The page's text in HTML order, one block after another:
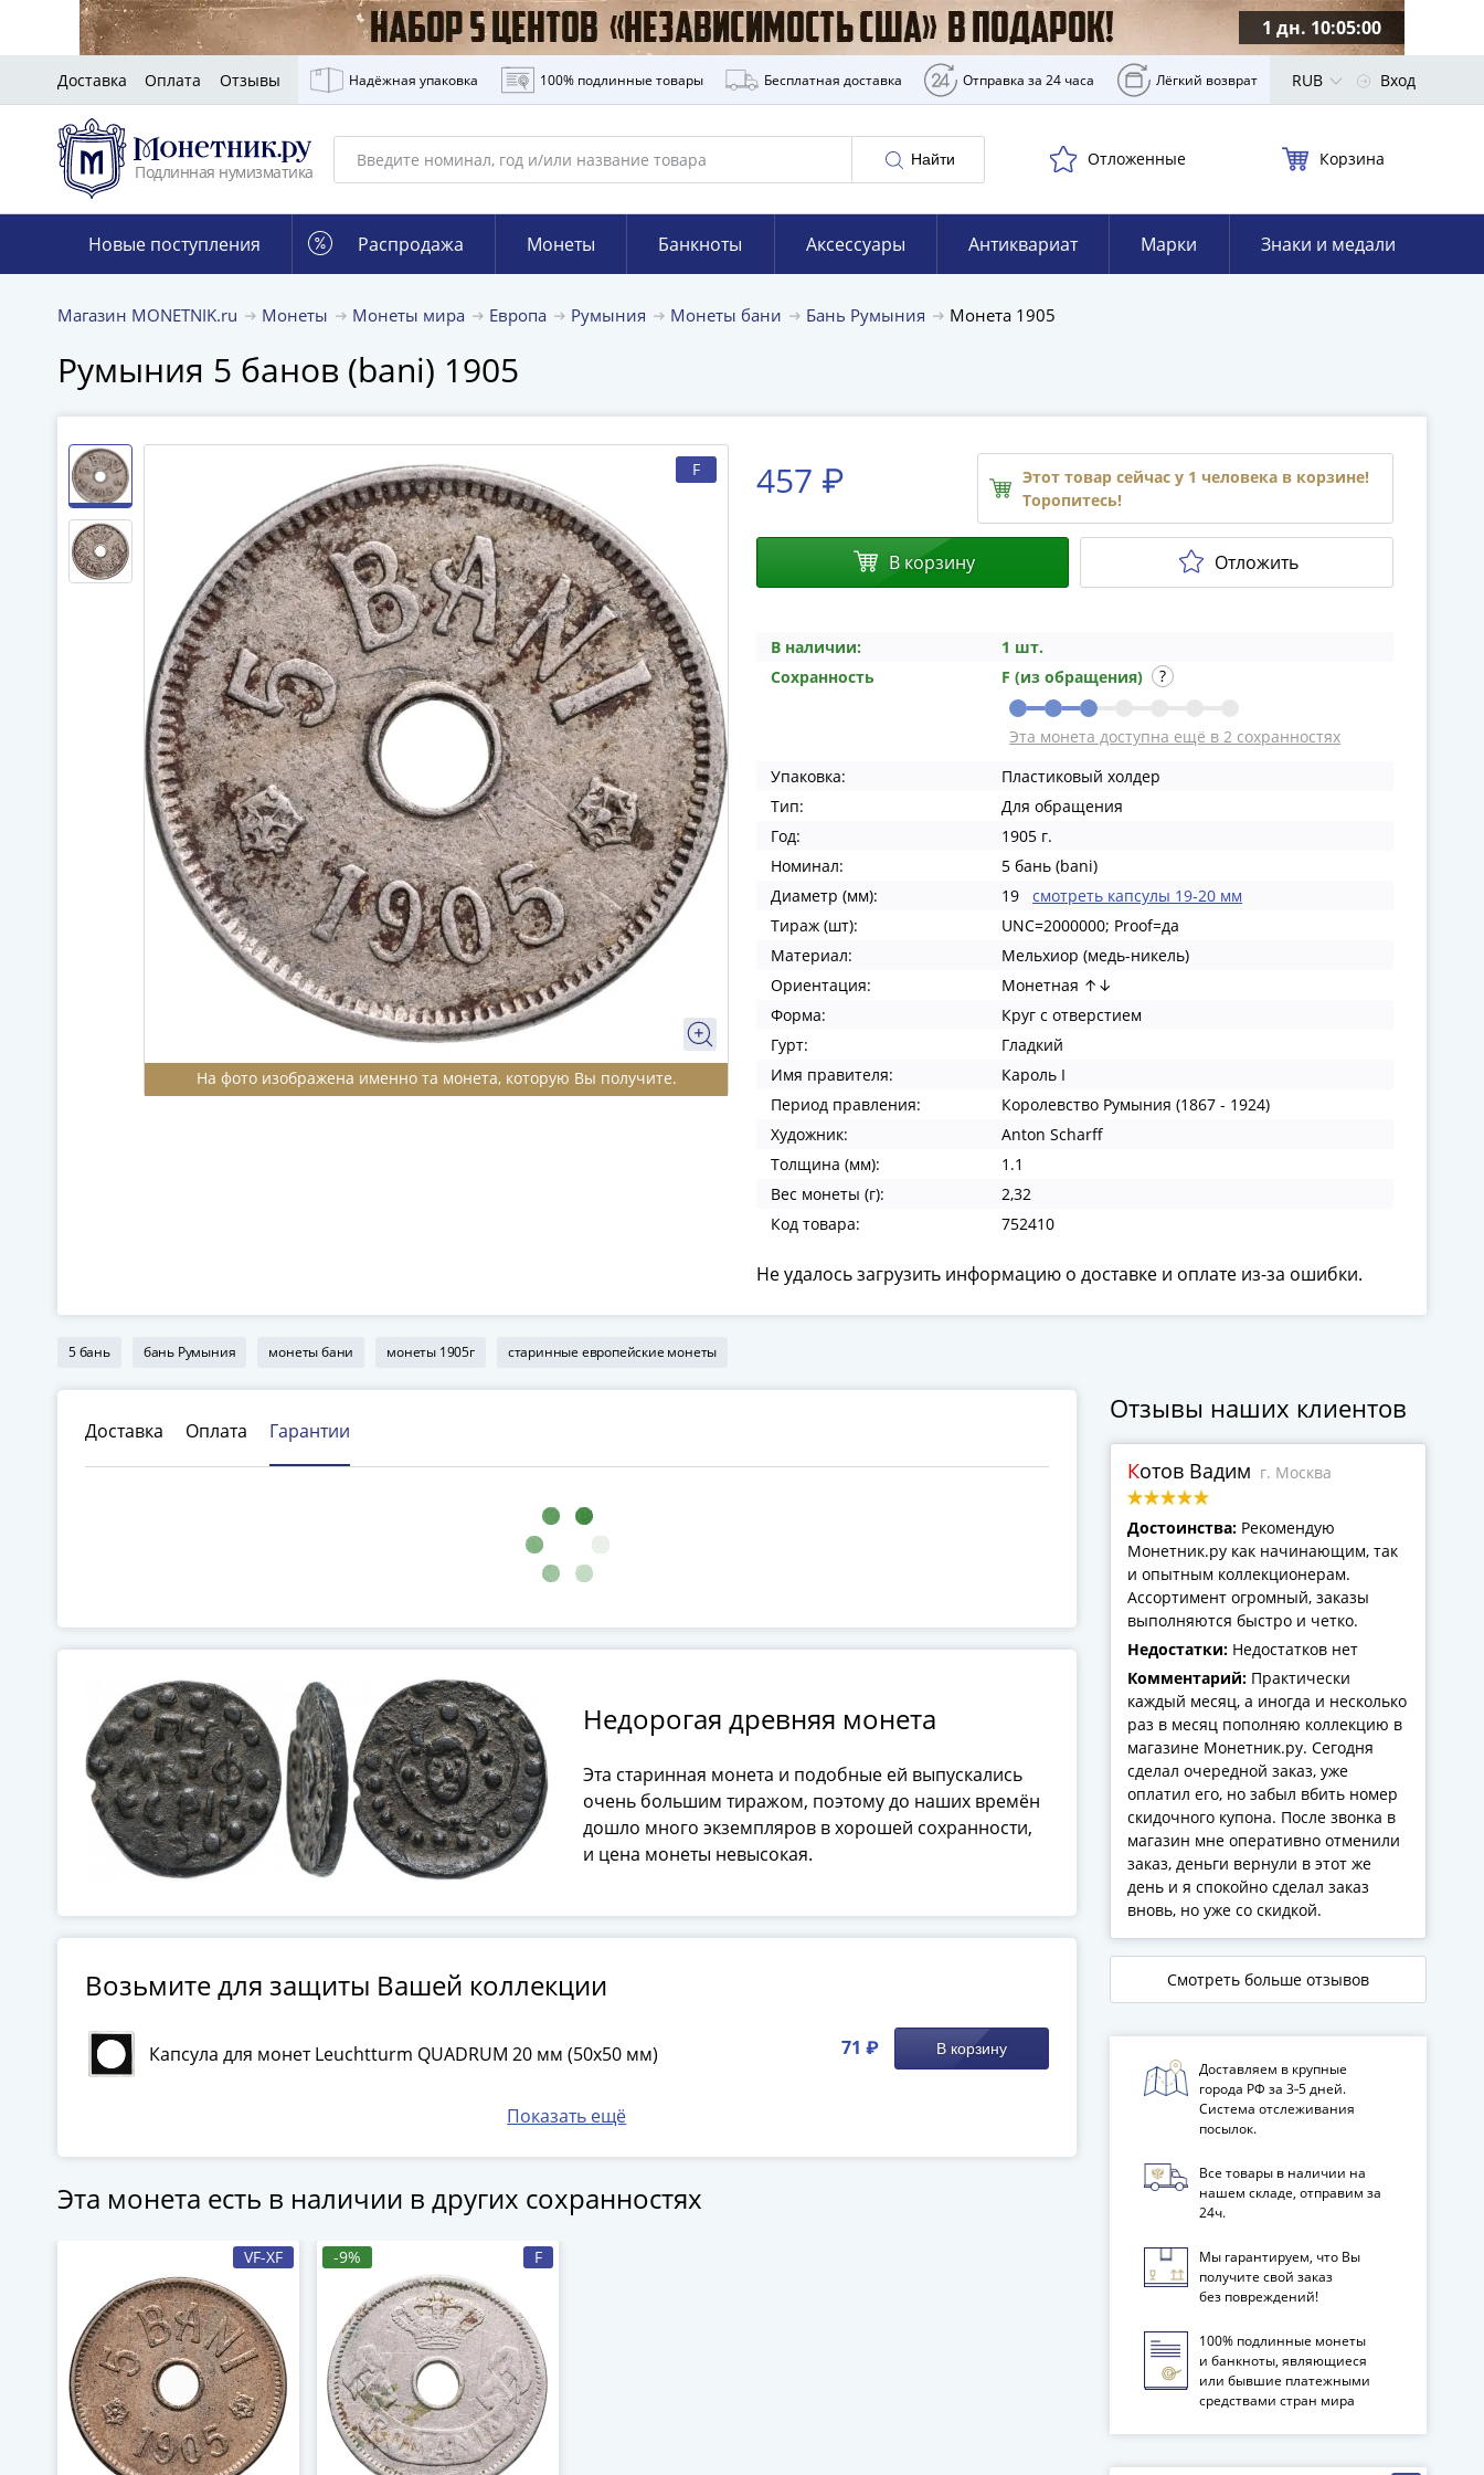
1 дн. 10:04:59
Доставка Оплата Отзывы Надёжная упаковка 100% подлинные товары Бесплатная доставка Отправка за 24 часа Лёгкий возврат RUB Вход
Подлинная нумизматика
Найти Отложенные Корзина
Новые поступления Распродажа Монеты Банкноты Аксессуары Антиквариат Марки Знаки и медали
Магазин MONETNIK.ru Монеты Монеты мира Европа Румыния Монеты бани Бань Румыния Монета 1905
Румыния 5 банов (bani) 1905
F
На фото изображена именно та монета, которую Вы получите.
457 ₽
Этот товар сейчас у 1 человека в корзине!
Торопитесь!
В наличии:
1 шт.
Сохранность
F (из обращения)
Эта монета доступна ещё в 2 сохранностях
Упаковка:
Пластиковый холдер
Тип:
Для обращения
Год:
1905 г.
Номинал:
5 бань (bani)
Диаметр (мм):
19
смотреть капсулы 19-20 мм
Тираж (шт):
UNC=2000000; Proof=да
Материал:
Мельхиор (медь-никель)
Ориентация:
Монетная ↑↓
Форма:
Круг с отверстием
Гурт:
Гладкий
Имя правителя:
Кароль I
Период правления:
Королевство Румыния (1867 - 1924)
Художник:
Anton Scharff
Толщина (мм):
1.1
Вес монеты (г):
2,32
Код товара:
752410
В корзину Отложить
Не удалось загрузить информацию о доставке и оплате из-за ошибки.
5 бань бань Румыния монеты бани монеты 1905г старинные европейские монеты
Доставка Оплата Гарантии
Недорогая древняя монета
Эта старинная монета и подобные ей выпускались
очень большим тиражом, поэтому до наших времён
дошло много экземпляров в хорошей сохранности,
и цена монеты невысокая.
Возьмите для защиты Вашей коллекции
Капсула для монет Leuchtturm QUADRUM 20 мм (50х50 мм) 71 ₽ В корзину
Показать ещё
Эта монета есть в наличии в других сохранностях
VF-XF -9% F
Отзывы наших клиентов
Котов Вадим г. Москва
Достоинства: Рекомендую
Монетник.ру как начинающим, так
и опытным коллекционерам.
Ассортимент огромный, заказы
выполняются быстро и четко.
Недостатки: Недостатков нет
Комментарий: Практически
каждый месяц, а иногда и несколько
раз в месяц пополняю коллекцию в
магазине Монетник.ру. Сегодня
сделал очередной заказ, уже
оплатил его, но забыл вбить номер
скидочного купона. После звонка в
магазин мне оперативно отменили
заказ, деньги вернули в этот же
день и я спокойно сделал заказ
вновь, но уже со скидкой.
Смотреть больше отзывов
Доставляем в крупные
города РФ за 3‑5 дней.
Система отслеживания
посылок.
Все товары в наличии на
нашем складе, отправим за
24ч.
Мы гарантируем, что Вы
получите свой заказ
без повреждений!
100% подлинные монеты
и банкноты, являющиеся
или бывшие платежными
средствами стран мира